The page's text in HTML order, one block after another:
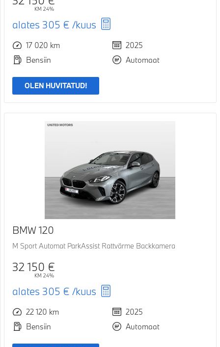
KM 24%
alates 305 € /kuus
17 020 km
2025
Bensiin
Automaat
OLEN HUVITATUD!
BMW 120
M Sport Automat ParkAssist Rattvärme Backkamera
32 150 €
KM 24%
alates 305 € /kuus
22 120 km
2025
Bensiin
Automaat